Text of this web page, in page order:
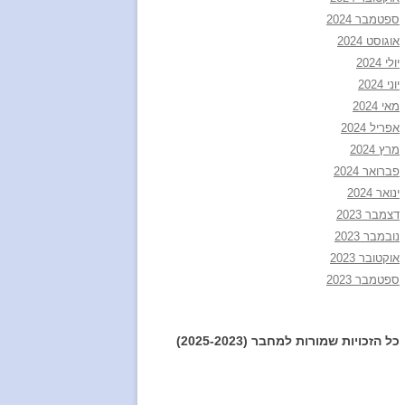
ספטמבר 2024
אוגוסט 2024
יולי 2024
יוני 2024
מאי 2024
אפריל 2024
מרץ 2024
פברואר 2024
ינואר 2024
דצמבר 2023
נובמבר 2023
אוקטובר 2023
ספטמבר 2023
כל הזכויות שמורות למחבר (2025-2023)